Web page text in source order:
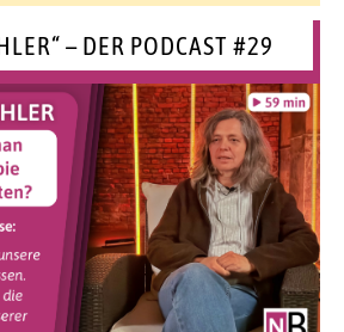
– DER PODCAST #29